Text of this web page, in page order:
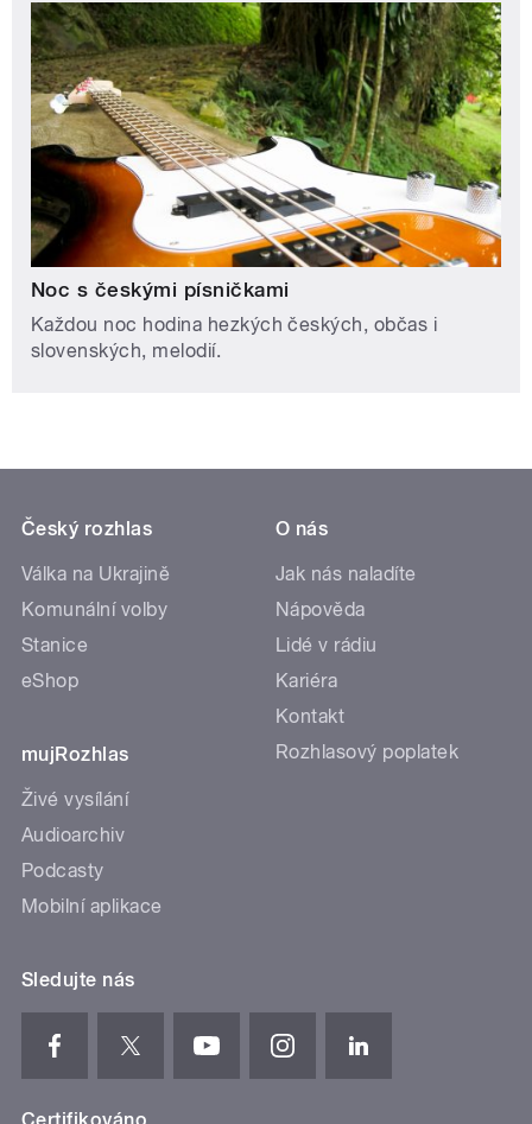
Noc s českými písničkami
Každou noc hodina hezkých českých, občas i
slovenských, melodií.
Český rozhlas
Válka na Ukrajině
Komunální volby
Stanice
eShop
mujRozhlas
Živé vysílání
Audioarchiv
Podcasty
Mobilní aplikace
O nás
Jak nás naladíte
Nápověda
Lidé v rádiu
Kariéra
Kontakt
Rozhlasový poplatek
Sledujte nás